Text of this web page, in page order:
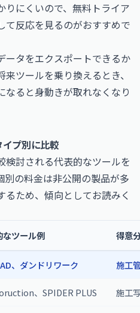
りにくいので、無料トライア
て反応を見るのがおすすめで
ータをエクスポートできるか
ツールを乗り換えるとき、
なると身動きが取れなくなり
プ別に比較
検討される代表的なツールを
別の料金は非公開の製品が多
るため、傾向としてお読みく
なツール例 得意
、ダンドリワーク 施工
、SPIDER PLUS 施工